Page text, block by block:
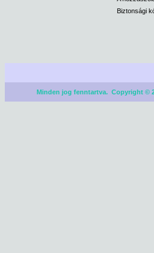
Biztonsági
Minden jog fenntartva. Copyright ©